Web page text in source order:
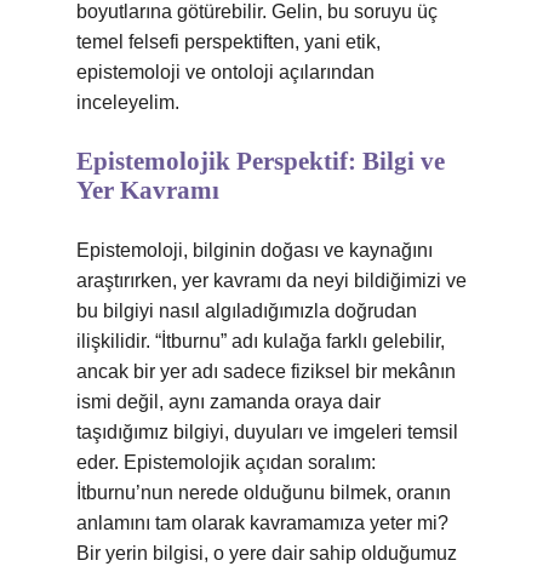
boyutlarına götürebilir. Gelin, bu soruyu üç
temel felsefi perspektiften, yani etik,
epistemoloji ve ontoloji açılarından
inceleyelim.
Epistemolojik Perspektif: Bilgi ve
Yer Kavramı
Epistemoloji, bilginin doğası ve kaynağını
araştırırken, yer kavramı da neyi bildiğimizi ve
bu bilgiyi nasıl algıladığımızla doğrudan
ilişkilidir. “İtburnu” adı kulağa farklı gelebilir,
ancak bir yer adı sadece fiziksel bir mekânın
ismi değil, aynı zamanda oraya dair
taşıdığımız bilgiyi, duyuları ve imgeleri temsil
eder. Epistemolojik açıdan soralım:
İtburnu’nun nerede olduğunu bilmek, oranın
anlamını tam olarak kavramamıza yeter mi?
Bir yerin bilgisi, o yere dair sahip olduğumuz